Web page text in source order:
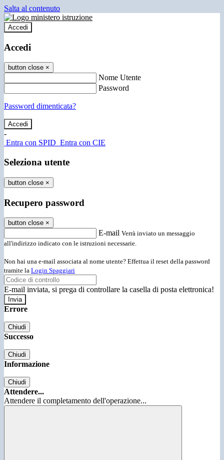
Salta al contenuto
Accedi
Accedi
button close ×
Nome Utente
Password
Password dimenticata?
-
Entra con SPID Entra con CIE
Seleziona utente
button close ×
Recupero password
button close ×
E-mail Verrà inviato un messaggio
all'indirizzo indicato con le istruzioni necessarie.
Non hai una e-mail associata al nome utente? Effettua il reset della password
tramite la Login Spaggiari
E-mail inviata, si prega di controllare la casella di posta elettronica!
Errore
Chiudi
Successo
Chiudi
Informazione
Chiudi
Attendere...
Attendere il completamento dell'operazione...